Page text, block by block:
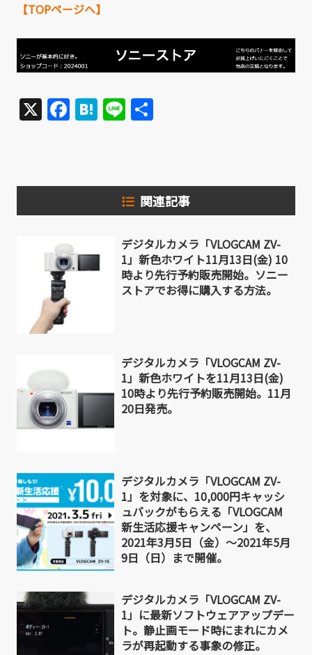
【TOPページへ】
X Facebook
Hatena
Line
関連記事
デジタルカメラ「VLOGCAM ZV-
1」新色ホワイト11月13日(金) 10
時より先行予約販売開始。ソニー
ストアでお得に購入する方法。
デジタルカメラ「VLOGCAM ZV-
1」新色ホワイトを11月13日(金)
10時より先行予約販売開始。11月
20日発売。
デジタルカメラ「VLOGCAM ZV-
1」を対象に、10,000円キャッシ
ュバックがもらえる「VLOGCAM
新生活応援キャンペーン」を、
2021年3月5日（金）～2021年5月
9日（日）まで開催。
デジタルカメラ「VLOGCAM ZV-
1」に最新ソフトウェアアップデー
ト。静止画モード時にまれにカメ
ラが再起動する事象の修正。